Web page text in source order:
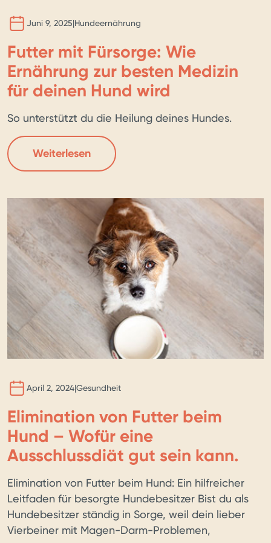
Juni 9, 2025|Hundeernährung
Futter mit Fürsorge: Wie
Ernährung zur besten Medizin
für deinen Hund wird
So unterstützt du die Heilung deines Hundes.
Weiterlesen
KIBILD
April 2, 2024|Gesundheit
Elimination von Futter beim
Hund – Wofür eine
Ausschlussdiät gut sein kann.
Elimination von Futter beim Hund: Ein hilfreicher
Leitfaden für besorgte Hundebesitzer Bist du als
Hundebesitzer ständig in Sorge, weil dein lieber
Vierbeiner mit Magen-Darm-Problemen,